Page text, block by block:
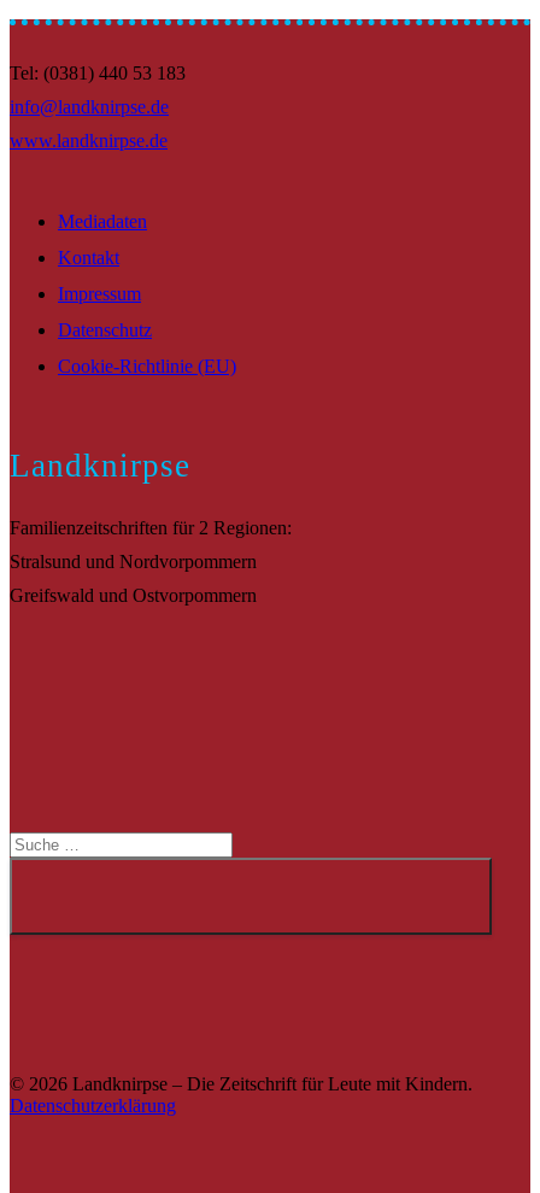
Tel: (0381) 440 53 183
info@landknirpse.de
www.landknirpse.de
Mediadaten
Kontakt
Impressum
Datenschutz
Cookie-Richtlinie (EU)
Landknirpse
Familienzeitschriften für 2 Regionen:
Stralsund und Nordvorpommern
Greifswald und Ostvorpommern
© 2026 Landknirpse – Die Zeitschrift für Leute mit Kindern.
Datenschutzerklärung